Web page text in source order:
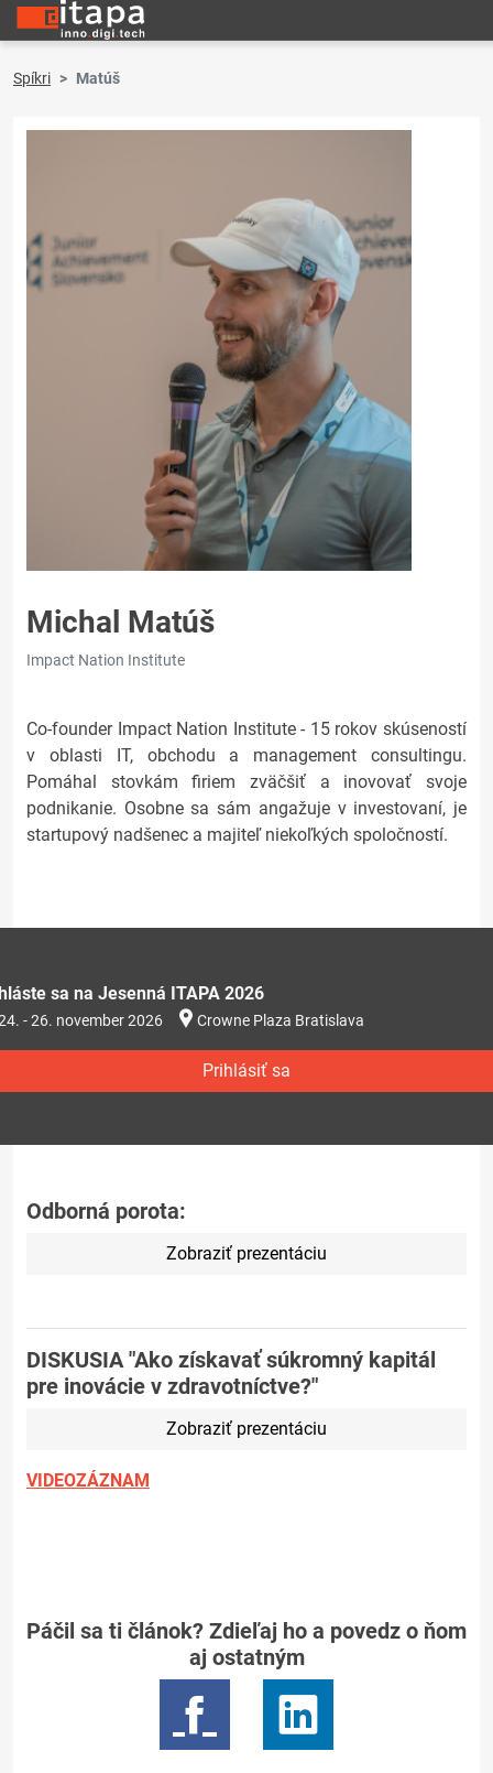
Spíkri Matúš
Michal Matúš
Impact Nation Institute
Co-founder Impact Nation Institute - 15 rokov skúseností
v oblasti IT, obchodu a management consultingu.
Pomáhal stovkám firiem zväčšiť a inovovať svoje
podnikanie. Osobne sa sám angažuje v investovaní, je
startupový nadšenec a majiteľ niekoľkých spoločností.
sa na Jesenná ITAPA 2026
- 26. november 2026 Crowne Plaza Bratislava
Prihlásiť sa
Odborná porota:
Zobraziť prezentáciu
DISKUSIA "Ako získavať súkromný kapitál
pre inovácie v zdravotníctve?"
Zobraziť prezentáciu
VIDEOZÁZNAM
Páčil sa ti článok? Zdieľaj ho a povedz o ňom
aj ostatným